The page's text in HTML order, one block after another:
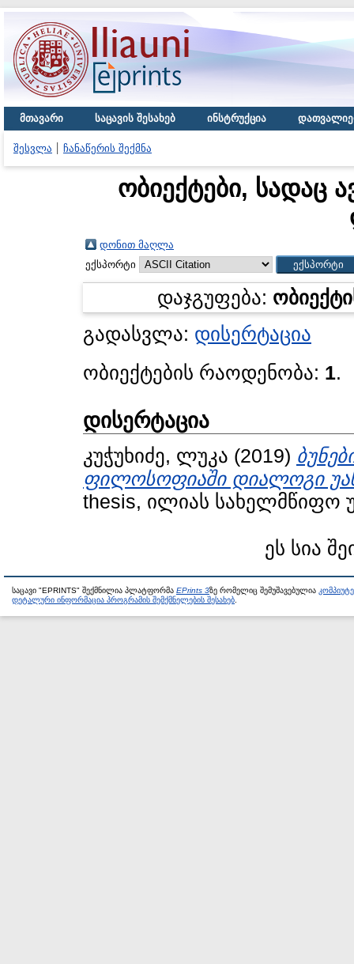
მთავარი საცავის შესახებ ინსტრუქცია
შესვლა ჩანაწერის შექმნა
ობიექტები, სადაც
დონით მაღლა
ექსპორტი
დაჯგუფება:
გადასვლა: დისერტაცია
ობიექტების რაოდენობა: 1.
დისერტაცია
კუჭუხიძე, ლუკა (2019)
ფილოსოფიაში დიალოგი
thesis, ილიას სახელმწიფო
ეს სია
საცავი "EPRINTS" შექმნილია პლატფორმა EPrints 3ზე რომელიც შემუშავებულია
დეტალური ინფორმაცია პროგრამის შემქმნელების შესახებ